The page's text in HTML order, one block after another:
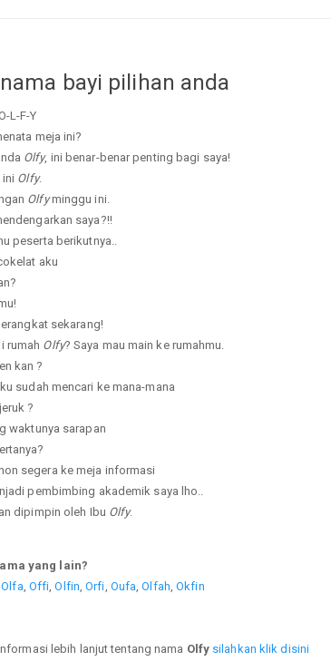
bayi pilihan anda
L-F-Y
meja ini?
Olfy, ini benar-benar penting bagi saya!
ini Olfy.
Olfyminggu ini.
saya?!!
peserta berikutnya..
aku
sekarang!
rumah Olfy? Saya mau main ke rumahmu.
kan ?
sudah mencari ke mana-mana
?
waktunya sarapan
segera ke meja informasi
pembimbing akademik saya lho..
dipimpin oleh Ibu Olfy.
yang lain?
,Olfa Offi ,Olfin ,Orfi Oufa ,Olfah ,Okfin
lebih lanjut tentang nama Olfy silahkan klik disini